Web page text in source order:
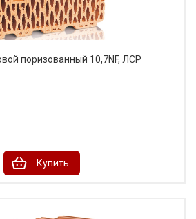
поризованный 10,7NF, ЛСР
Купить